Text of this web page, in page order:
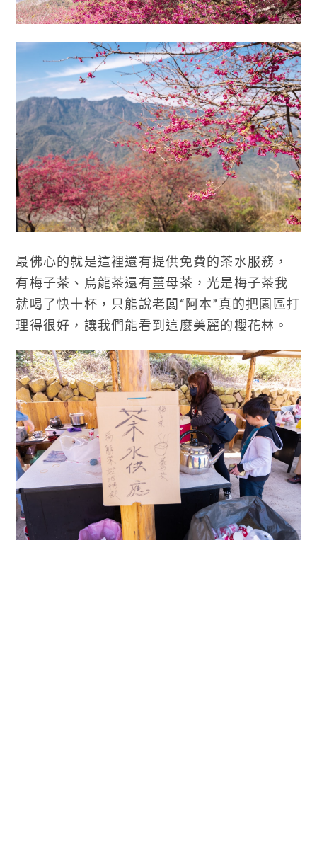
最佛心的就是這裡還有提供免費的茶水服務，
有梅子茶、烏龍茶還有薑母茶，光是梅子茶我
就喝了快十杯，只能說老闆“阿本”真的把園區打
理得很好，讓我們能看到這麼美麗的櫻花林。